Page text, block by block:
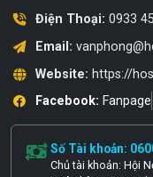
Điện Thoại: 0933
Email:
Website: https://
Facebook: Fanpage
Số Tài khoản:
Chủ tài khoản: Hội